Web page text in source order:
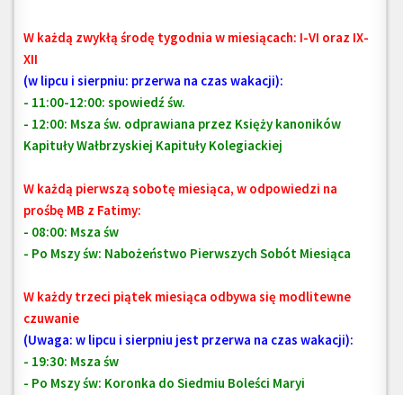
W każdą zwykłą środę tygodnia w miesiącach: I-VI oraz IX-
XII
(w lipcu i sierpniu: przerwa na czas wakacji):
- 11:00-12:00: spowiedź św.
- 12:00: Msza św. odprawiana przez Księży kanoników
Kapituły Wałbrzyskiej Kapituły Kolegiackiej
W każdą pierwszą sobotę miesiąca, w odpowiedzi na
prośbę MB z Fatimy:
- 08:00: Msza św
- Po Mszy św: Nabożeństwo Pierwszych Sobót Miesiąca
W każdy trzeci piątek miesiąca odbywa się modlitewne
czuwanie
(Uwaga: w lipcu i sierpniu jest przerwa na czas wakacji):
- 19:30: Msza św
- Po Mszy św: Koronka do Siedmiu Boleści Maryi